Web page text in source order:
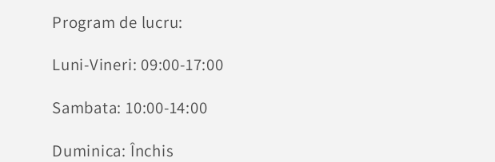
Program de lucru:
Luni-Vineri: 09:00-17:00
Sambata: 10:00-14:00
Duminica: Închis